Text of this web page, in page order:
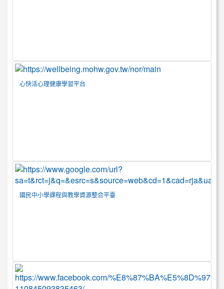
心快活心理健康學習平台
國民中小學課程與教學資源整合平臺